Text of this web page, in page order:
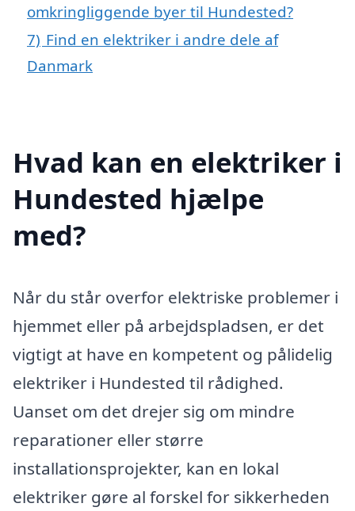
omkringliggende byer til Hundested?
7) Find en elektriker i andre dele af
Danmark
Hvad kan en elektriker i
Hundested hjælpe
med?
Når du står overfor elektriske problemer i
hjemmet eller på arbejdspladsen, er det
vigtigt at have en kompetent og pålidelig
elektriker i Hundested til rådighed.
Uanset om det drejer sig om mindre
reparationer eller større
installationsprojekter, kan en lokal
elektriker gøre al forskel for sikkerheden